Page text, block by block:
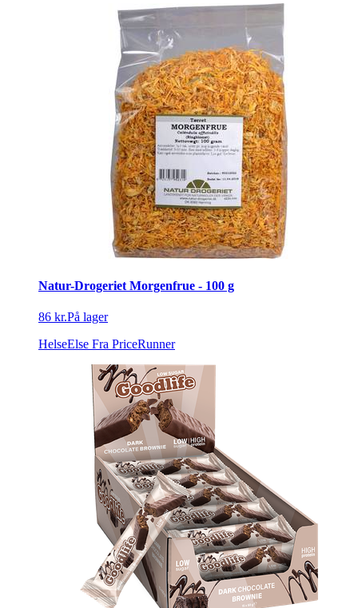
Natur-Drogeriet Morgenfrue - 100 g
86 kr.På lager
HelseElse Fra PriceRunner